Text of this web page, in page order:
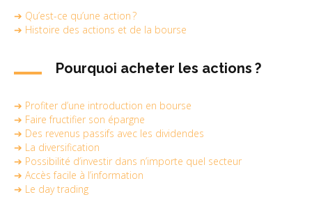
➔ Qu’est-ce qu’une action ?
➔ Histoire des actions et de la bourse
Pourquoi acheter les actions ?
➔ Profiter d’une introduction en bourse
➔ Faire fructifier son épargne
➔ Des revenus passifs avec les dividendes
➔ La diversification
➔ Possibilité d’investir dans n’importe quel secteur
➔ Accès facile à l’information
➔ Le day trading